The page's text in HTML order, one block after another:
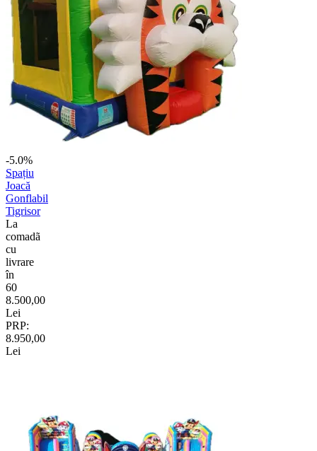
-5.0%
Spațiu
Joacă
Gonflabil
Tigrisor
La
comadã
cu
livrare
în
60
8.500,00
Lei
PRP:
8.950,00
Lei